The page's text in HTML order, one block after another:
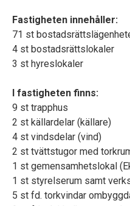
Fastigheten innehåller:
71 st
4 st bostadsrättslokaler
3 st hyreslokaler
I fastigheten finns:
9 st trapphus
2 st källardelar (källare)
4 st vindsdelar (vind)
2 st tvättstugor med
1 st gemensamhetslokal
1 st styrelserum samt
5 st fd. torkvindar